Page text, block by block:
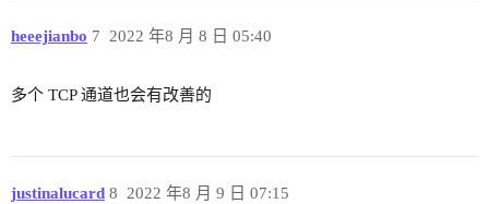
heeejianbo 2022 年8 月 8 日 05:40
7
多个 TCP 通道也会有改善的
justinalucard 2022 年8 月 9 日 07:15
8